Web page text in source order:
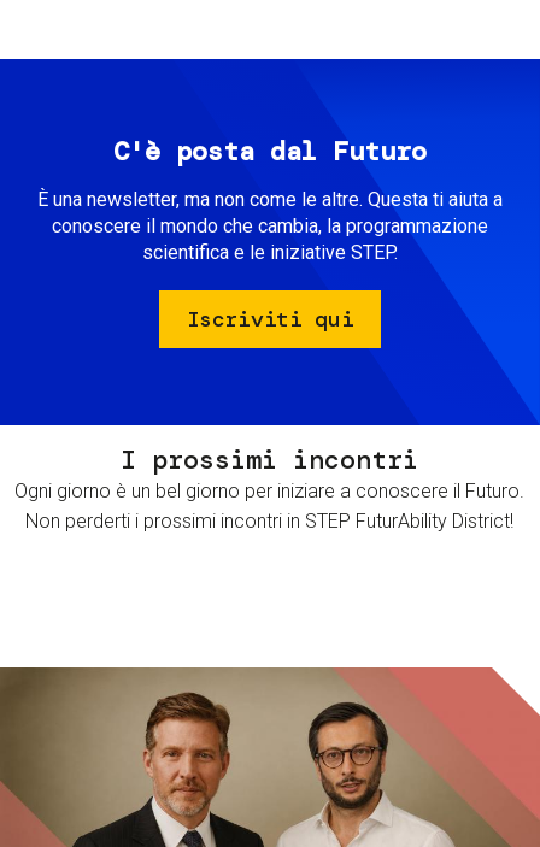
C'è posta dal Futuro
È una newsletter, ma non come le altre. Questa ti aiuta a
conoscere il mondo che cambia, la programmazione
scientifica e le iniziative STEP.
Iscriviti qui
I prossimi incontri
Ogni giorno è un bel giorno per iniziare a conoscere il Futuro.
Non perderti i prossimi incontri in STEP FuturAbility District!